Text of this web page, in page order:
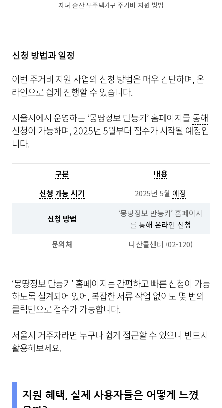
자녀 출산 무주택가구 주거비 지원 방법
신청 방법과 일정
이번 주거비 지원 사업의 신청 방법은 매우 간단하며, 온
라인으로 쉽게 진행할 수 있습니다.
서울시에서 운영하는 ‘몽땅정보 만능키’ 홈페이지를통해
신청이 가능하며, 2025년 5월부터 접수가 시작될 예정입
니다.
구분
내용
신청 가능 시기 2025년 5월 예정
신청 방법
‘몽땅정보 만능키’ 홈페이지
를 통해 온라인 신청
문의처
다산콜센터 (02-120)
‘몽땅정보 만능키’ 홈페이지는 간편하고 빠른 신청이 가능
하도록 설계되어 있어, 복잡한서류작업 없이도 몇 번의
클릭만으로 접수가 가능합니다.
서울시 거주자라면 누구나 쉽게 접근할 수 있으니 반드시
활용해보세요.
지원 혜택, 실제 사용자들은 어떻게 느꼈